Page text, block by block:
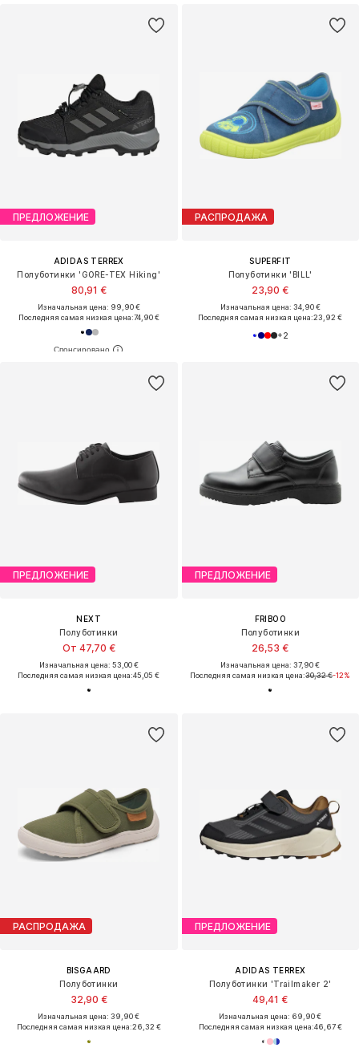
ПРЕДЛОЖЕНИЕ
ADIDAS TERREX
Полуботинки 'GORE-TEX Hiking'
80,91 €
Изначальная цена: 99,90 €
Последняя самая низкая цена:74,90 €
РАСПРОДАЖА
SUPERFIT
Полуботинки 'BILL'
23,90 €
Изначальная цена: 34,90 €
Последняя самая низкая цена:23,92 €
+2
ПРЕДЛОЖЕНИЕ
NEXT
Полуботинки
От 47,70 €
Изначальная цена: 53,00 €
Последняя самая низкая цена:45,05 €
ПРЕДЛОЖЕНИЕ
FRIBOO
Полуботинки
26,53 €
Изначальная цена: 37,90 €
Последняя самая низкая цена:30,32 €-12%
РАСПРОДАЖА
BISGAARD
Полуботинки
32,90 €
Изначальная цена: 39,90 €
Последняя самая низкая цена:26,32 €
ПРЕДЛОЖЕНИЕ
ADIDAS TERREX
Полуботинки 'Trailmaker 2'
49,41 €
Изначальная цена: 69,90 €
Последняя самая низкая цена:46,67 €